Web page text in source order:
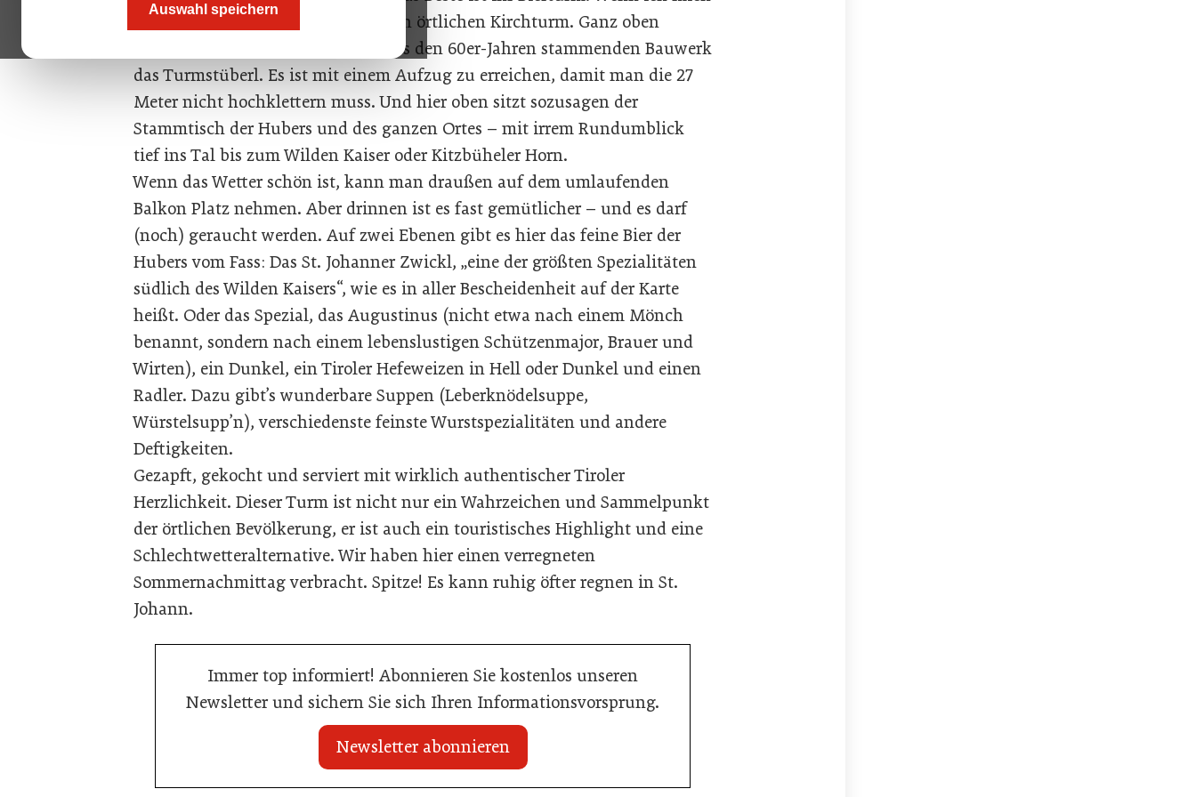
Auswahl speichern
recht erinnere, überragt er sogar den örtlichen Kirchturm. Ganz oben
befindet sich in dem vermutlich aus den 60er-Jahren stammenden Bauwerk
das Turmstüberl. Es ist mit einem Aufzug zu erreichen, damit man die 27
Meter nicht hochklettern muss. Und hier oben sitzt sozusagen der
Stammtisch der Hubers und des ganzen Ortes – mit irrem Rundumblick
tief ins Tal bis zum Wilden Kaiser oder Kitzbüheler Horn.
Wenn das Wetter schön ist, kann man draußen auf dem umlaufenden
Balkon Platz nehmen. Aber drinnen ist es fast gemütlicher – und es darf
(noch) geraucht werden. Auf zwei Ebenen gibt es hier das feine Bier der
Hubers vom Fass: Das St. Johanner Zwickl, „eine der größten Spezialitäten
südlich des Wilden Kaisers“, wie es in aller Bescheidenheit auf der Karte
heißt. Oder das Spezial, das Augustinus (nicht etwa nach einem Mönch
benannt, sondern nach einem lebenslustigen Schützenmajor, Brauer und
Wirten), ein Dunkel, ein Tiroler Hefeweizen in Hell oder Dunkel und einen
Radler. Dazu gibt’s wunderbare Suppen (Leberknödelsuppe,
Würstelsupp’n), verschiedenste feinste Wurstspezialitäten und andere
Deftigkeiten.
Gezapft, gekocht und serviert mit wirklich authentischer Tiroler
Herzlichkeit. Dieser Turm ist nicht nur ein Wahrzeichen und Sammelpunkt
der örtlichen Bevölkerung, er ist auch ein touristisches Highlight und eine
Schlechtwetteralternative. Wir haben hier einen verregneten
Sommernachmittag verbracht. Spitze! Es kann ruhig öfter regnen in St.
Johann.
Immer top informiert! Abonnieren Sie kostenlos unseren
Newsletter und sichern Sie sich Ihren Informationsvorsprung.
Newsletter abonnieren
Henkell Freixenet Austria: Neue